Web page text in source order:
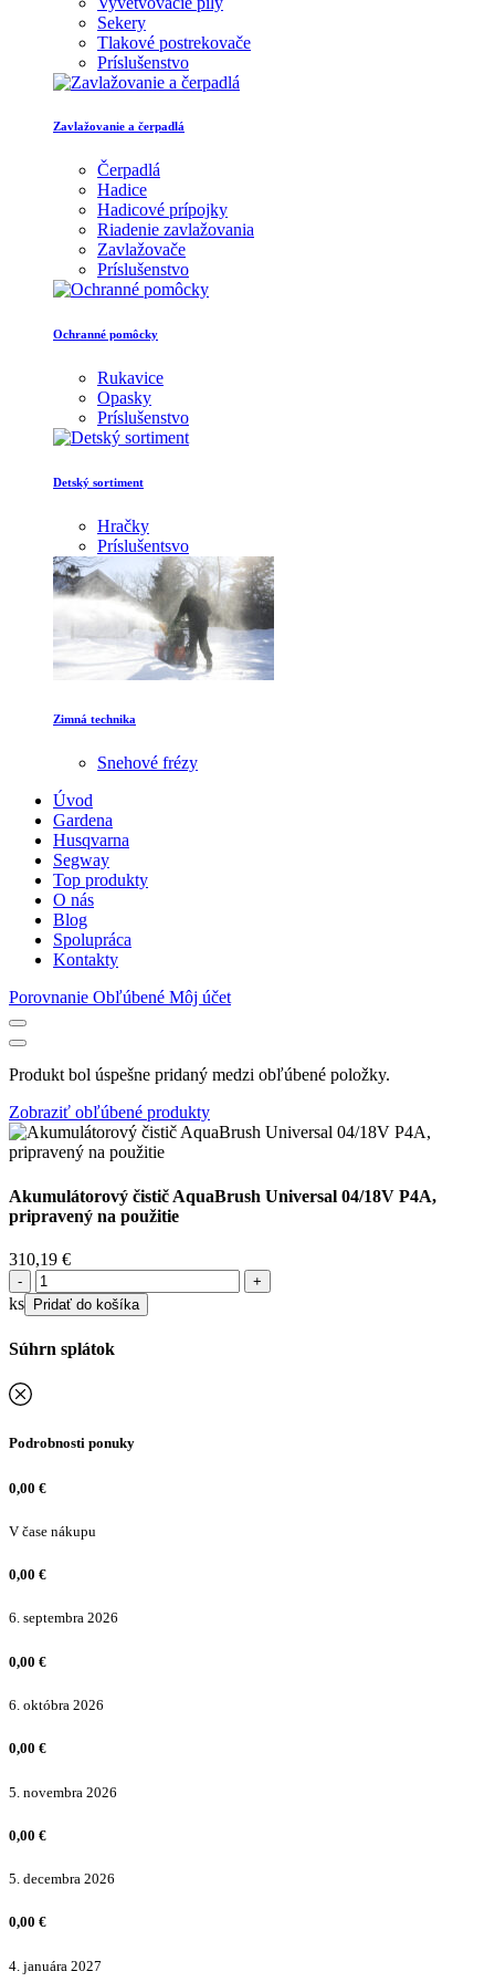
Sekery
Tlakové postrekovače
Príslušenstvo
Zavlažovanie a čerpadlá
Čerpadlá
Hadice
Hadicové prípojky
Riadenie zavlažovania
Zavlažovače
Príslušenstvo
Ochranné pomôcky
Rukavice
Opasky
Príslušenstvo
Detský sortiment
Hračky
Príslušentsvo
Zimná technika
Snehové frézy
Úvod
Gardena
Husqvarna
Segway
Top produkty
O nás
Blog
Spolupráca
Kontakty
Porovnanie Obľúbené Môj účet
Produkt bol úspešne pridaný medzi obľúbené položky.
Zobraziť obľúbené produkty
Akumulátorový čistič AquaBrush Universal 04/18V P4A,
pripravený na použitie
310,19 €
množstvo
Akumulátorový
čistič
Universal
pripravený
použitie
ks Pridať do košíka
Súhrn splátok
Podrobnosti ponuky
0,00 €
V čase nákupu
0,00 €
6. septembra 2026
0,00 €
6. októbra 2026
0,00 €
5. novembra 2026
0,00 €
5. decembra 2026
0,00 €
4. januára 2027